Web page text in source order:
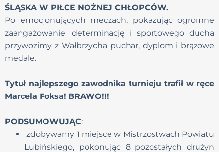
ŚLĄSKA W PIŁCE NOŻNEJ CHŁOPCÓW.
Po emocjonujących meczach, pokazując ogromne
zaangażowanie, determinację i sportowego ducha
przywozimy z Wałbrzycha puchar, dyplom i brązowe
medale.
Tytuł najlepszego zawodnika turnieju trafił w ręce
Marcela Foksa! BRAWO!!!
PODSUMOWUJĄC:
zdobywamy 1 miejsce w Mistrzostwach Powiatu
Lubińskiego, pokonując 8 pozostałych drużyn